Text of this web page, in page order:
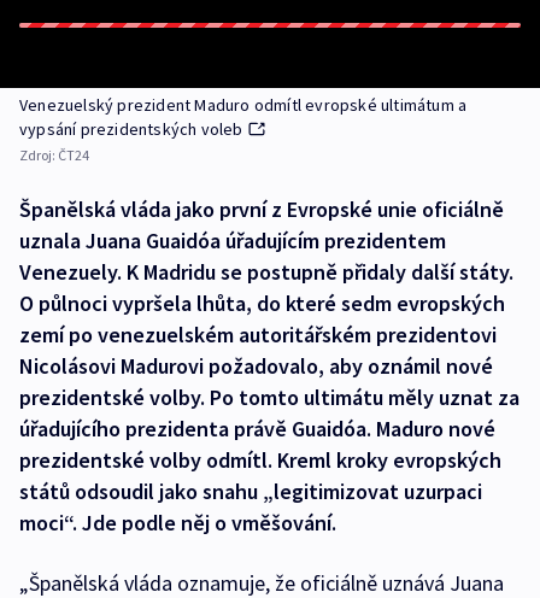
Venezuelský prezident Maduro odmítl evropské ultimátum a
vypsání prezidentských voleb
Zdroj: ČT24
Španělská vláda jako první z Evropské unie oficiálně
uznala Juana Guaidóa úřadujícím prezidentem
Venezuely. K Madridu se postupně přidaly další státy.
O půlnoci vypršela lhůta, do které sedm evropských
zemí po venezuelském autoritářském prezidentovi
Nicolásovi Madurovi požadovalo, aby oznámil nové
prezidentské volby. Po tomto ultimátu měly uznat za
úřadujícího prezidenta právě Guaidóa. Maduro nové
prezidentské volby odmítl. Kreml kroky evropských
států odsoudil jako snahu „legitimizovat uzurpaci
moci“. Jde podle něj o vměšování.
„Španělská vláda oznamuje, že oficiálně uznává Juana